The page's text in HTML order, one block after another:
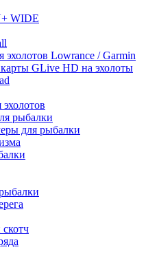
WIDE
эхолотов Lowrance / Garmin
GLive HD на эхолоты
рыбалки
для рыбалки